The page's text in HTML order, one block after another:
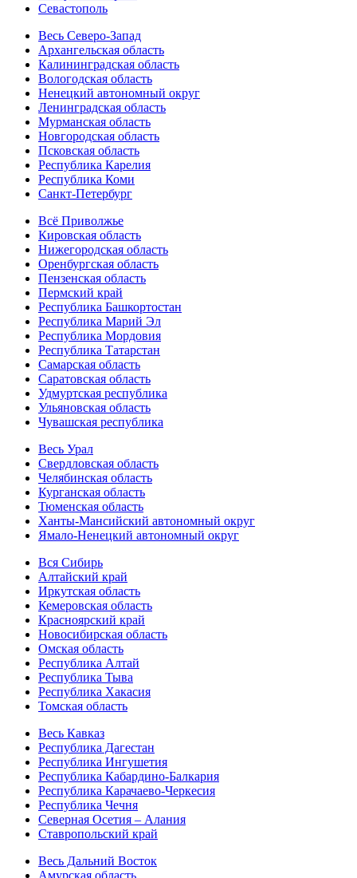
Севастополь
Весь Северо-Запад
Архангельская область
Калининградская область
Вологодская область
Ненецкий автономный округ
Ленинградская область
Мурманская область
Новгородская область
Псковская область
Республика Карелия
Республика Коми
Санкт-Петербург
Всё Приволжье
Кировская область
Нижегородская область
Оренбургская область
Пензенская область
Пермский край
Республика Башкортостан
Республика Марий Эл
Республика Мордовия
Республика Татарстан
Самарская область
Саратовская область
Удмуртская республика
Ульяновская область
Чувашская республика
Весь Урал
Свердловская область
Челябинская область
Курганская область
Тюменская область
Ханты-Мансийский автономный округ
Ямало-Ненецкий автономный округ
Вся Сибирь
Алтайский край
Иркутская область
Кемеровская область
Красноярский край
Новосибирская область
Омская область
Республика Алтай
Республика Тыва
Республика Хакасия
Томская область
Весь Кавказ
Республика Дагестан
Республика Ингушетия
Республика Кабардино-Балкария
Республика Карачаево-Черкесия
Республика Чечня
Северная Осетия – Алания
Ставропольский край
Весь Дальний Восток
Амурская область